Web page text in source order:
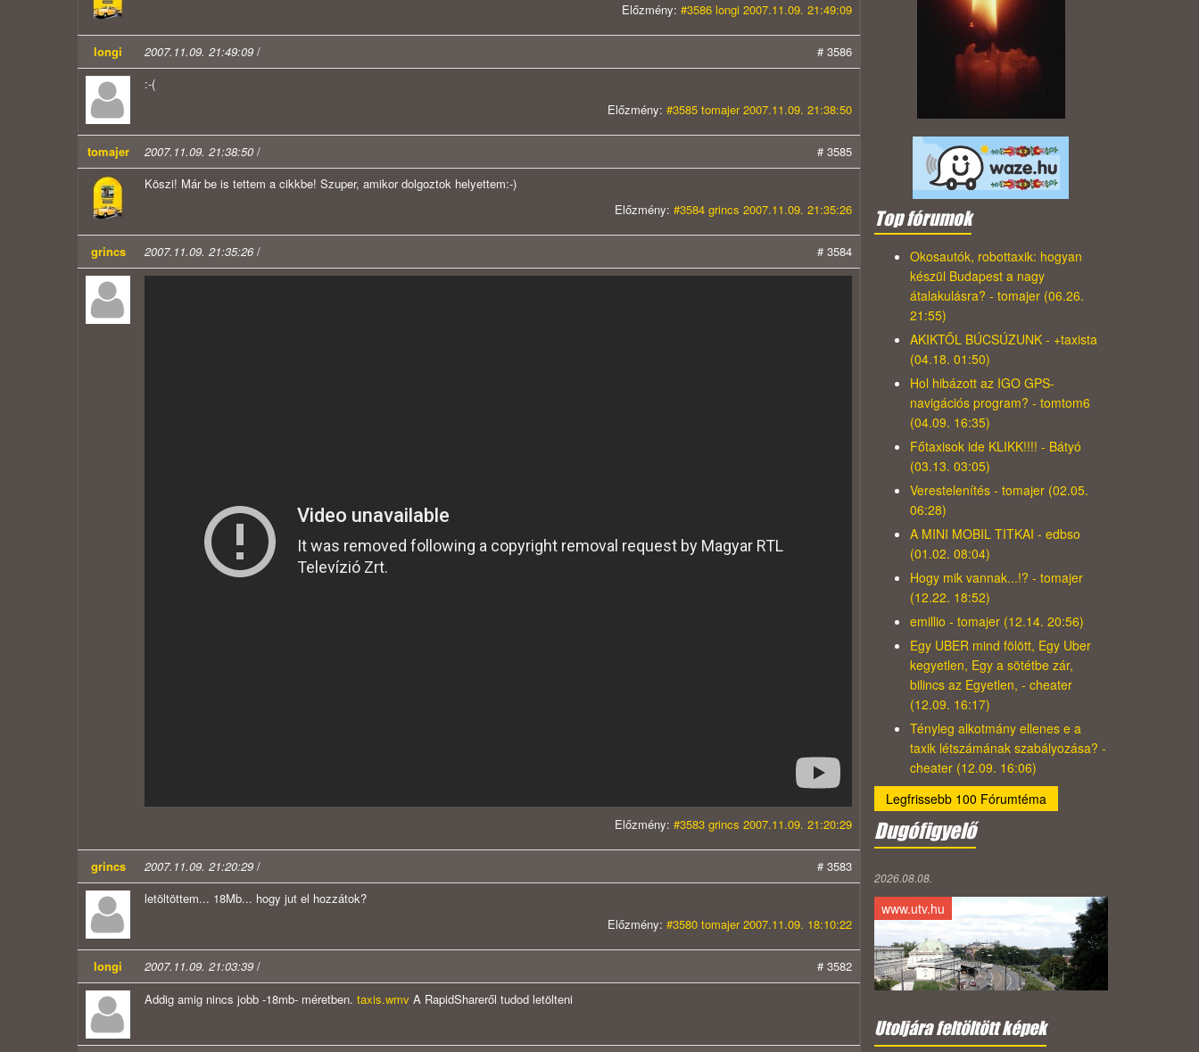
Előzmény: #3586 longi 2007.11.09. 21:49:09
longi 2007.11.09. 21:49:09 /
# 3586
:-(
Előzmény: #3585 tomajer 2007.11.09. 21:38:50
tomajer 2007.11.09. 21:38:50 /
# 3585
Köszi! Már be is tettem a cikkbe! Szuper, amikor dolgoztok helyettem:-)
Előzmény: #3584 grincs 2007.11.09. 21:35:26
grincs 2007.11.09. 21:35:26/ # 3584
Előzmény: #3583 grincs 2007.11.09. 21:20:29
grincs 2007.11.09. 21:20:29 /
# 3583
letöltöttem... 18Mb... hogy jut el hozzátok?
Előzmény: #3580 tomajer 2007.11.09. 18:10:22
longi 2007.11.09. 21:03:39 /
# 3582
Addig amig nincs jobb -18mb- méretben. taxis.wmv A RapidShareről tudod letölteni
Top fórumok
Okosautók, robottaxik: hogyan
készül Budapest a nagy
átalakulásra? - tomajer (06.26.
21:55)
AKIKTŐL BÚCSÚZUNK - +taxista
(04.18. 01:50)
Hol hibázott az IGO GPS-
navigációs program? - tomtom6
(04.09. 16:35)
Főtaxisok ide KLIKK!!!! - Bátyó
(03.13. 03:05)
Verestelenítés - tomajer (02.05.
06:28)
A MINI MOBIL TITKAI - edbso
(01.02. 08:04)
Hogy mik vannak...!? - tomajer
(12.22. 18:52)
emillio - tomajer (12.14. 20:56)
Egy UBER mind fölött, Egy Uber
kegyetlen, Egy a sötétbe zár,
bilincs az Egyetlen, - cheater
(12.09. 16:17)
Tényleg alkotmány ellenes e a
taxik létszámának szabályozása? -
cheater (12.09. 16:06)
Legfrissebb 100 Fórumtéma
Dugófigyelő
2026.08.08.
www.utv.hu
Utoljára feltöltött képek